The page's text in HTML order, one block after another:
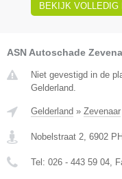
BEKIJK VOLLEDIG
ASN Autoschade
Niet gevestigd in de
Gelderland.
Gelderland » Zevenaar
Nobelstraat 2, 6902 PH
Tel: 026 - 443 59 04,